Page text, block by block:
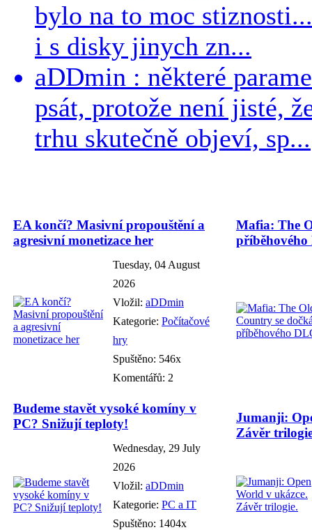
bylo na to moc
i s disky jinych zn...
aDDmin : některé
psát, protože není jisté,
trhu skutečně objeví, sp...
EA končí? Masivní propouštění a
agresivní monetizace her
Tuesday, 04 August
2026
Vložil: aDDmin
Kategorie: Počítačové
hry
Spuštěno: 546x
Komentářů: 2
Mafia: The
Budeme stavět vysoké komíny v
PC? Snižují teploty!
Wednesday, 29 July
2026
Vložil: aDDmin
Kategorie: PC a IT
Spuštěno: 1404x
Jumanji:
Závěr